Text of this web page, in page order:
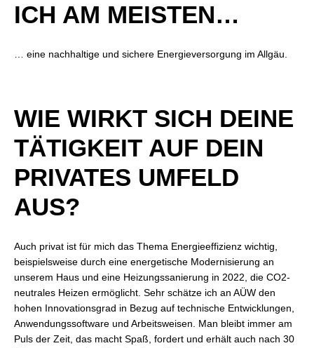
ICH AM MEISTEN…
… eine nachhaltige und sichere Energieversorgung im Allgäu.
WIE WIRKT SICH DEINE
TÄTIGKEIT AUF DEIN
PRIVATES UMFELD
AUS?
Auch privat ist für mich das Thema Energieeffizienz wichtig,
beispielsweise durch eine energetische Modernisierung an
unserem Haus und eine Heizungssanierung in 2022, die CO2-
neutrales Heizen ermöglicht. Sehr schätze ich an AÜW den
hohen Innovationsgrad in Bezug auf technische Entwicklungen,
Anwendungssoftware und Arbeitsweisen. Man bleibt immer am
Puls der Zeit, das macht Spaß, fordert und erhält auch nach 30